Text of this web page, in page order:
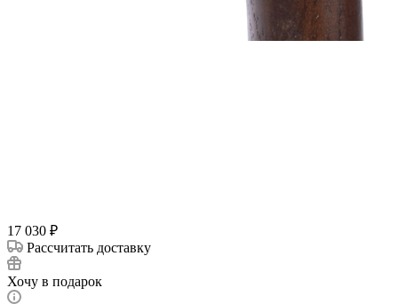
17 030 ₽
Рассчитать доставку
Хочу в подарок